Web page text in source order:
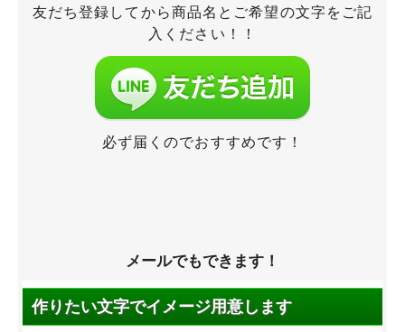
友だち登録してから商品名とご希望の文字をご記
入ください！！
必ず届くのでおすすめです！
メールでもできます！